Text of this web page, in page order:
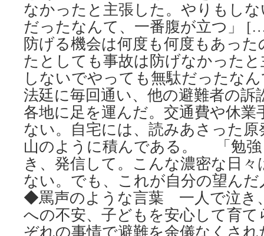
なかったと主張した。やりもし
だったなんて、一番腹が立つ」
防げる機会は何度も何度もあっ
たとしても事故は防げなかった
しないでやっても無駄だったな
法廷に毎回通い、他の避難者の訴
各地に足を運んだ。交通費や休
ない。自宅には、読みあさった
山のように積んである。 「勉強
き、発信して。こんな濃密な日
ない。でも、これが自分の望ん
◆罵声のような言葉 一人で泣き
への不安、子どもを安心して育
ぞれの事情で避難を余儀なくさ